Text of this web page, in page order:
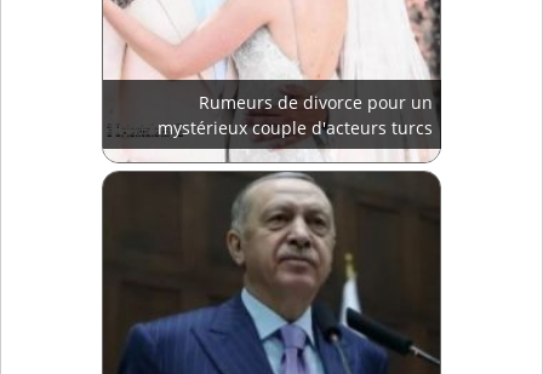
Rumeurs de divorce pour un
mystérieux couple d'acteurs turcs